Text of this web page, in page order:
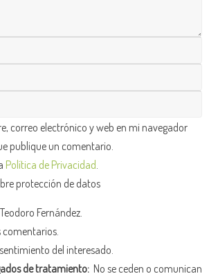
correo electrónico y web en mi navegador
publique un comentario.
Política de Privacidad
protección de datos
Fernández.
comentarios.
del interesado.
de tratamiento: No se ceden o comunican